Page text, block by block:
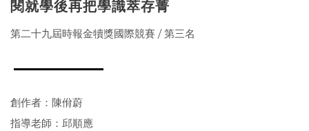
閱就學後再把學識萃存菁
第二十九屆時報金犢獎國際競賽 / 第三名
創作者：陳佾蔚
指導老師：邱順應